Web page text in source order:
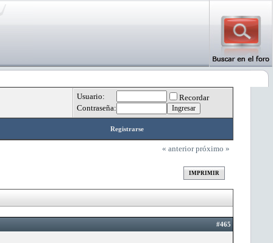
Usuario:
Recordar
Contraseña:
Registrarse
« anterior próximo »
IMPRIMIR
#465